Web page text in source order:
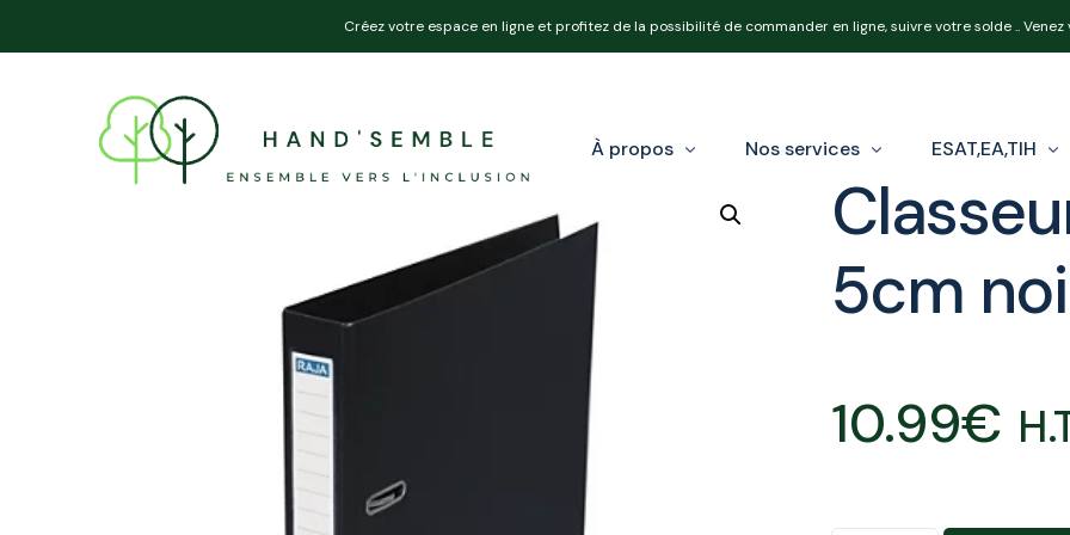
Créez votre espace en ligne et profitez de la possibilité de commander en ligne, suivre votre solde .. Venez
À propos
Notre équipe
Nos services
Nos produits
ESAT,EA,TIH
Loi Handicap
Calcul de
5cm
10.99€